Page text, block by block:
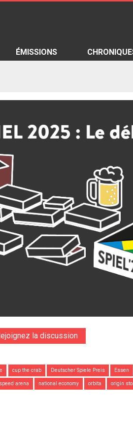
ÉMISSIONS
la discussion
cup the crab Deutscher Spiele Preis Essen
arena national economy orbita origin